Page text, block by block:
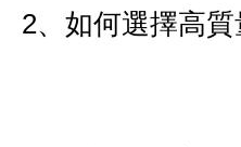
2、如何選擇高